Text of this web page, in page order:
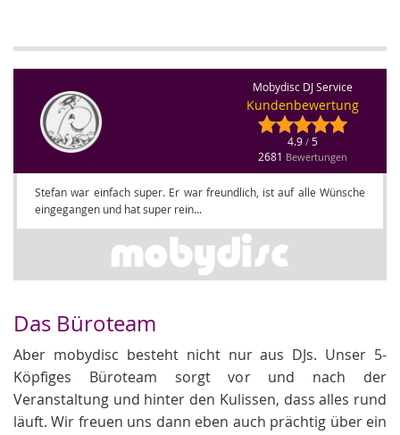
Mobydisc DJ Service
Kundenbewertung
4.9 / 5
2681 Bewertungen
Stefan war einfach super. Er war freundlich, ist auf alle Wünsche
eingegangen und hat super rein...
Das Büroteam
Aber mobydisc besteht nicht nur aus DJs. Unser 5-
Köpfiges Büroteam sorgt vor und nach der
Veranstaltung und hinter den Kulissen, dass alles rund
läuft. Wir freuen uns dann eben auch prächtig über ein